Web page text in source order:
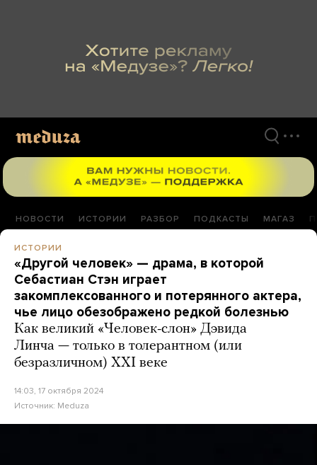
НОВОСТИ ИСТОРИИ РАЗБОР ПОДКАСТЫ МАГАЗ
ИСТОРИИ
«Другой человек» — драма, в которой
Себастиан Стэн играет
закомплексованного и потерянного актера,
чье лицо обезображено редкой болезнью
Как великий «Человек-слон» Дэвида
Линча — только в толерантном (или
безразличном) XXI веке
14:03, 17 октября 2024
Источник: Meduza